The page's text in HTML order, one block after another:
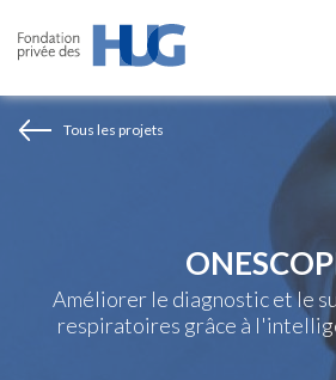
contenu
Tous les projets
Améliorer le diagnostic et le
respiratoires grâce à